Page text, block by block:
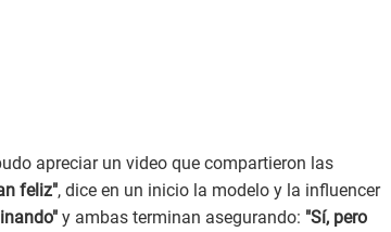
apreciar un video que compartieron las
feliz", dice en un inicio la modelo y la influencer
y ambas terminan asegurando: "Sí, pero